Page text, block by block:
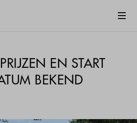
EN START
BEKEND